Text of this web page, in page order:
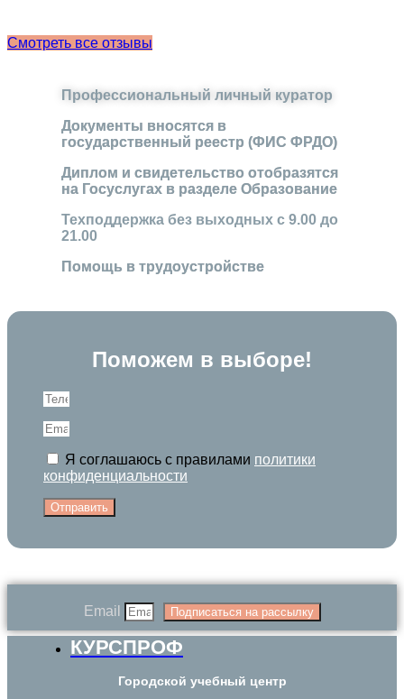
Смотреть все отзывы
Профессиональный личный куратор
Документы вносятся в
государственный реестр (ФИС ФРДО)
Диплом и свидетельство отобразятся
на Госуслугах в разделе Образование
Техподдержка без выходных с 9.00 до
21.00
Помощь в трудоустройстве
Поможем в выборе!
Я соглашаюсь с правилами политики
конфиденциальности
Отправить
Email Подписаться на рассылку
КУРСПРОФ
Городской учебный центр